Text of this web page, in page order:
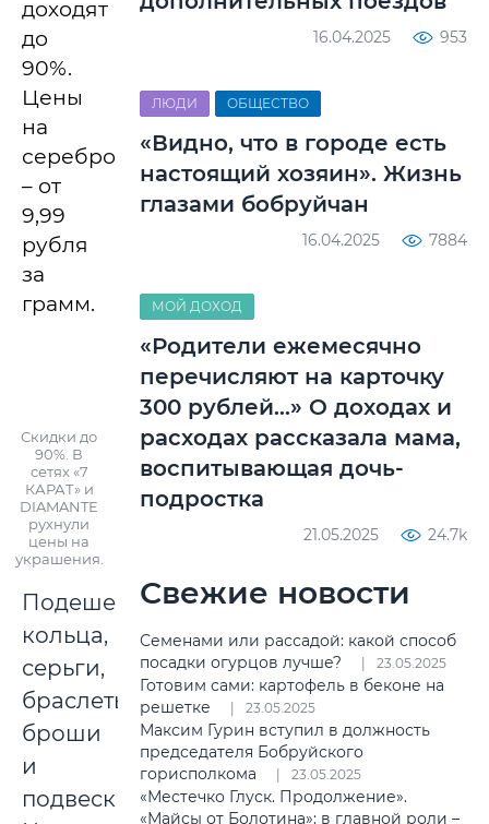
доходят
до
90%.
Цены
на
серебро
– от
9,99
рубля
за
грамм.
Скидки до
90%. В
сетях «7
КАРАТ» и
DIAMANTE
рухнули
цены на
украшения.
Подешевели
кольца,
серьги,
браслеты,
броши
и
подвески.
16.04.2025 953
ЛЮДИ ОБЩЕСТВО
«Видно, что в городе есть
настоящий хозяин». Жизнь
глазами бобруйчан
16.04.2025 7884
МОЙ ДОХОД
«Родители ежемесячно
перечисляют на карточку
300 рублей…» О доходах и
расходах рассказала мама,
воспитывающая дочь-
подростка
21.05.2025 24.7k
Свежие новости
Семенами или рассадой: какой способ
посадки огурцов лучше?
23.05.2025
Готовим сами: картофель в беконе на
решетке
23.05.2025
Максим Гурин вступил в должность
председателя Бобруйского
горисполкома
23.05.2025
«Местечко Глуск. Продолжение».
«Майсы от Болотина»: в главной роли –